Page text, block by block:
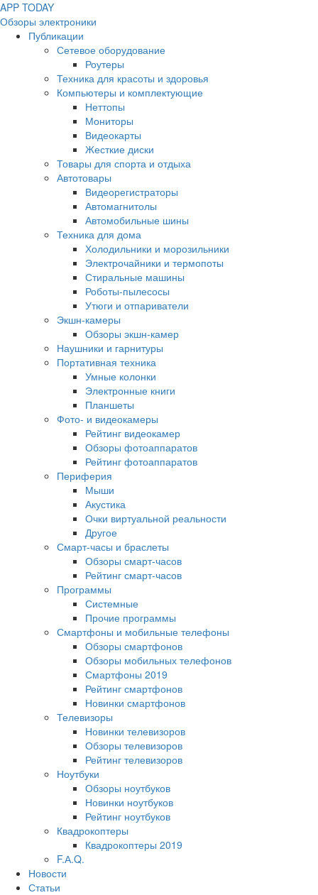
APP TODAY
Обзоры электроники
Публикации
Сетевое оборудование
Роутеры
Техника для красоты и здоровья
Компьютеры и комплектующие
Неттопы
Мониторы
Видеокарты
Жесткие диски
Товары для спорта и отдыха
Автотовары
Видеорегистраторы
Автомагнитолы
Автомобильные шины
Техника для дома
Холодильники и морозильники
Электрочайники и термопоты
Стиральные машины
Роботы-пылесосы
Утюги и отпариватели
Экшн-камеры
Обзоры экшн-камер
Наушники и гарнитуры
Портативная техника
Умные колонки
Электронные книги
Планшеты
Фото- и видеокамеры
Рейтинг видеокамер
Обзоры фотоаппаратов
Рейтинг фотоаппаратов
Периферия
Мыши
Акустика
Очки виртуальной реальности
Другое
Смарт-часы и браслеты
Обзоры смарт-часов
Рейтинг смарт-часов
Программы
Системные
Прочие программы
Смартфоны и мобильные телефоны
Обзоры смартфонов
Обзоры мобильных телефонов
Смартфоны 2019
Рейтинг смартфонов
Новинки смартфонов
Телевизоры
Новинки телевизоров
Обзоры телевизоров
Рейтинг телевизоров
Ноутбуки
Обзоры ноутбуков
Новинки ноутбуков
Рейтинг ноутбуков
Квадрокоптеры
Квадрокоптеры 2019
F.А.Q.
Новости
Статьи